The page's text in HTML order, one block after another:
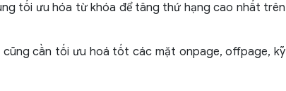
tối ưu hóa từ khóa để tăng thứ hạng cao nhất trên
cũng cần tối ưu hoá tốt các mặt onpage, offpage, kỹ